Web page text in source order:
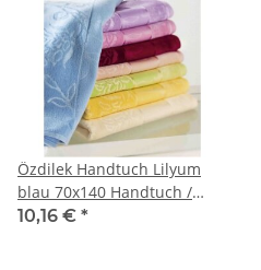
Özdilek Handtuch Lilyum
blau 70x140 Handtuch /
Handtücher
10,16 € *